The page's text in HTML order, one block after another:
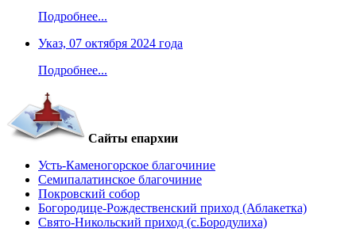
Подробнее...
Указ, 07 октября 2024 года
Подробнее...
Сайты епархии
Усть-Каменогорское благочиние
Семипалатинское благочиние
Покровский собор
Богородице-Рождественский приход (Аблакетка)
Свято-Никольский приход (с.Бородулиха)